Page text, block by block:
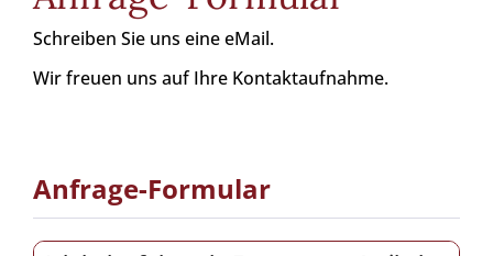
Schreiben Sie uns eine eMail.
Wir freuen uns auf Ihre Kontaktaufnahme.
Anfrage-Formular